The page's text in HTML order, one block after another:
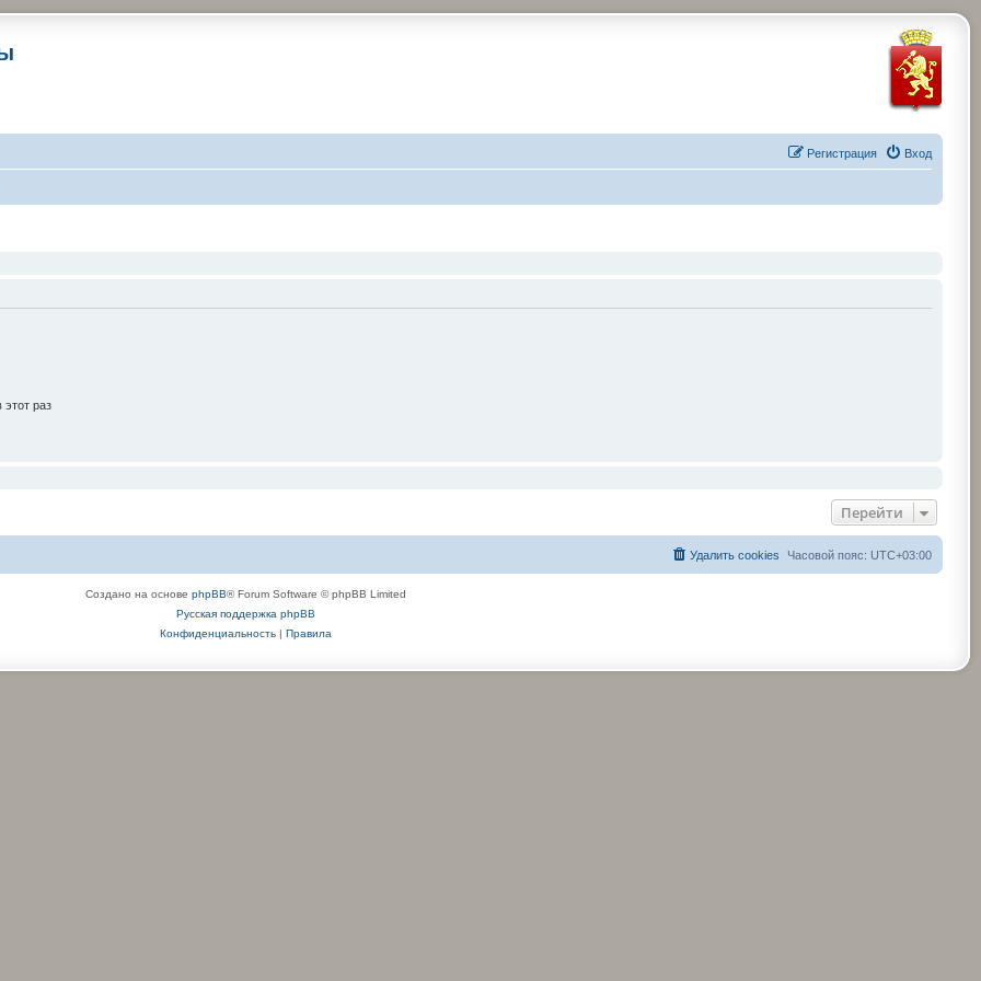
Вход
Регистрация
раз
Перейти
Часовой пояс: UTC+03:00
Удалить cookies
Создано на основе phpBB® Forum Software © phpBB Limited
Русская поддержка phpBB
Конфиденциальность| Правила